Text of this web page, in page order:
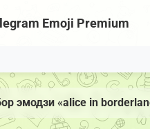
Emoji Premium
эмодзи «alice in